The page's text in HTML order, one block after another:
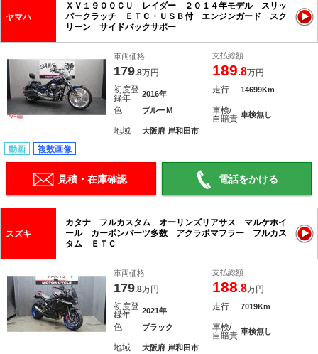
ヤマハ
ＸＶ１９００ＣＵ レイダー ２０１４年モデル スリッ
パークラッチ ＥＴＣ・ＵＳＢ付 エンジンガード スク
リーン サイドバックサポー
車両価格
179.8万円
支払総額
189.8万円
初度登
録年
2016年 走行 14699Km
色 ブルーＭ
車検/
自賠責 車検無し
地域 大阪府 岸和田市
動画 複数画像
見積・在庫確認 電話をかける
スズキ
カタナ フルカスタム オーリンズリアサス マルケホイ
ール カーボンパーツ多数 アクラポマフラー フルカス
タム ＥＴＣ
車両価格
179.8万円
支払総額
188.8万円
初度登
録年
2021年 走行 7019Km
色 ブラック
車検/
自賠責 車検無し
地域 大阪府 岸和田市